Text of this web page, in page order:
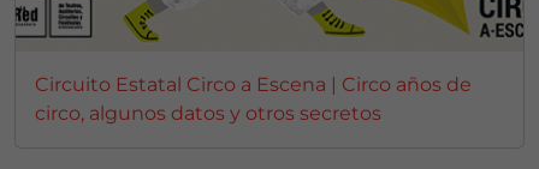
Circuito Estatal Circo a Escena | Circo años de
circo, algunos datos y otros secretos